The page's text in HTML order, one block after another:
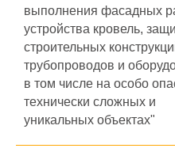
выполнения фасадных
устройства кровель,
строительных
трубопроводов и
в том числе на особо
технически сложных и
уникальных объектах"